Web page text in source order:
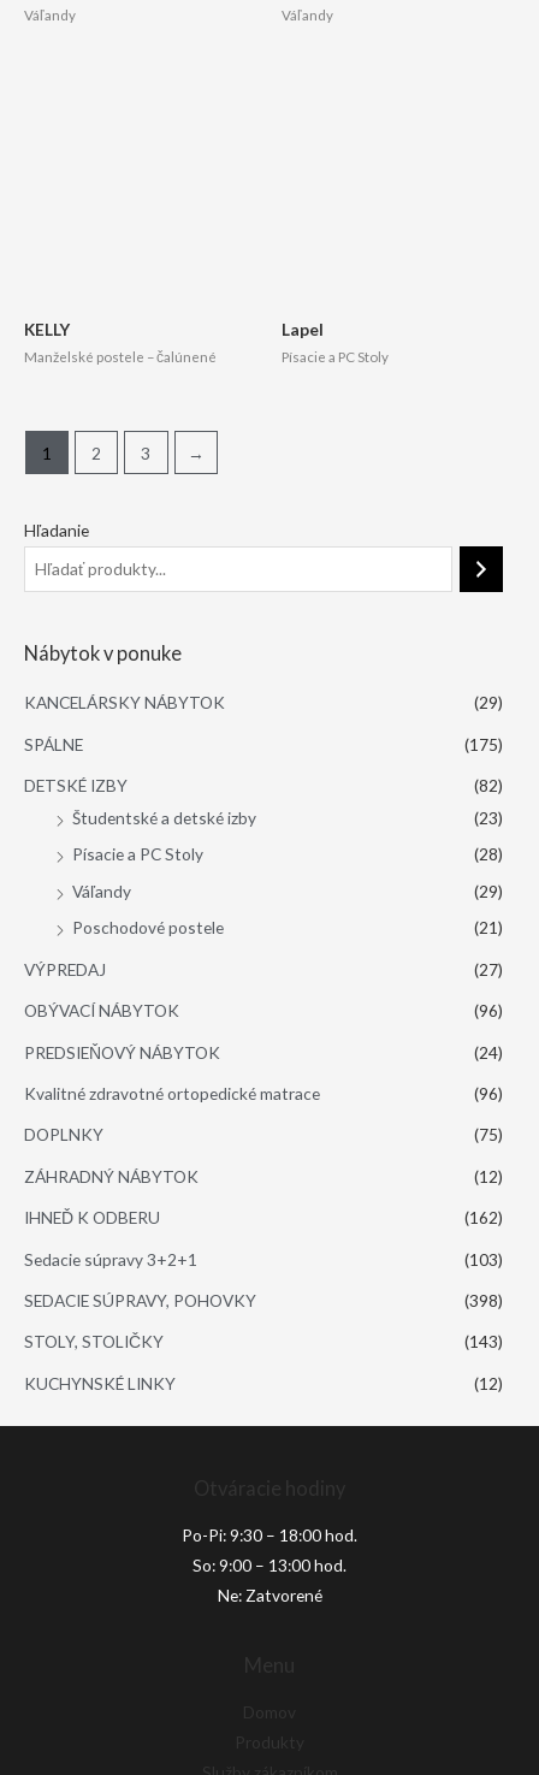
Hľadanie
Nábytok v ponuke
KANCELÁRSKY NÁBYTOK (29)
SPÁLNE (175)
DETSKÉ IZBY
(82)
Študentské a detské izby
(23)
Písacie a PC Stoly
(28)
Váľandy
(29)
Poschodové postele
(21)
VÝPREDAJ (27)
OBÝVACÍ NÁBYTOK (96)
PREDSIEŇOVÝ NÁBYTOK (24)
Kvalitné zdravotné ortopedické matrace (96)
DOPLNKY (75)
ZÁHRADNÝ NÁBYTOK (12)
IHNEĎ K ODBERU (162)
Sedacie súpravy 3+2+1 (103)
SEDACIE SÚPRAVY, POHOVKY (398)
STOLY, STOLIČKY (143)
KUCHYNSKÉ LINKY (12)
Váľandy Váľandy
KELLY
Manželské postele – čalúnené
Lapel
Písacie a PC Stoly
1 2 3 →
Otváracie hodiny
Po-Pi: 9:30 – 18:00 hod.
So: 9:00 – 13:00 hod.
Ne: Zatvorené
Menu